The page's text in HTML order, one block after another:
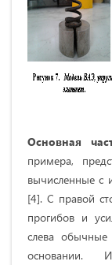
Основная
примера,
вычисленные с
[4]. С правой
прогибов и
слева
основании.